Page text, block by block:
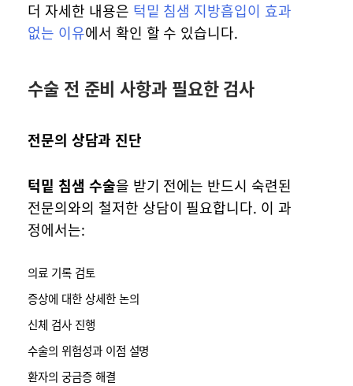
더 자세한 내용은 턱밑 침샘 지방흡입이 효과
없는 이유에서 확인 할 수 있습니다.
수술 전 준비 사항과 필요한 검사
전문의 상담과 진단
턱밑 침샘 수술을 받기 전에는 반드시 숙련된
전문의와의 철저한 상담이 필요합니다. 이 과
정에서는:
의료 기록 검토
증상에 대한 상세한 논의
신체 검사 진행
수술의 위험성과 이점 설명
환자의 궁금증 해결